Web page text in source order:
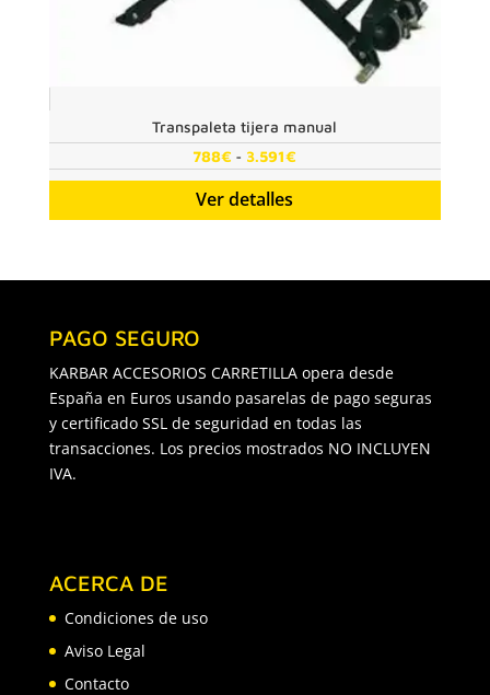
Transpaleta tijera manual
788€ - 3.591€
de
hasta
Ver detalles
PAGO SEGURO
KARBAR ACCESORIOS CARRETILLA opera desde
España en Euros usando pasarelas de pago seguras
y certificado SSL de seguridad en todas las
transacciones. Los precios mostrados NO INCLUYEN
IVA.
ACERCA DE
Condiciones de uso
Aviso Legal
Contacto